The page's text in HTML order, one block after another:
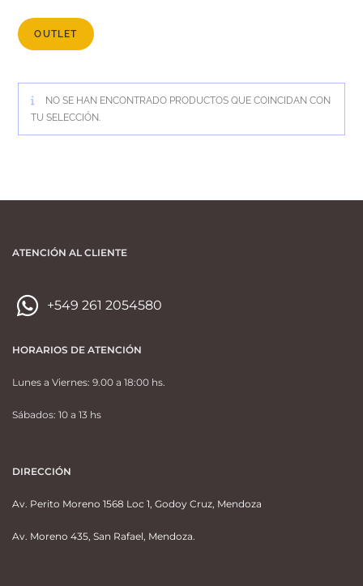
OUTLET
NO SE HAN ENCONTRADO PRODUCTOS QUE COINCIDAN CON
TU SELECCIÓN.
ATENCIÓN AL CLIENTE
+549 261 2054580
HORARIOS DE ATENCIÓN
Lunes a Viernes: 9.00 a 18:00 hs.
Sábados: 10 a 13 hs
DIRECCIÓN
Av. Perito Moreno 1568 Loc 1, Godoy Cruz, Mendoza
Av. Moreno 435, San Rafael, Mendoza.